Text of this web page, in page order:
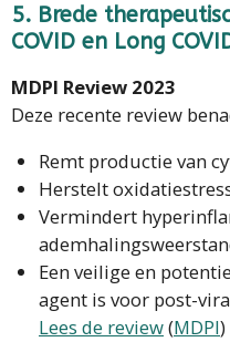
5. Brede
COVID en Long
MDPI Review 2023
Deze recente review
Remt productie van
Herstelt
Vermindert
Een veilige en
agent is voor post-
Lees de review(MDPI)